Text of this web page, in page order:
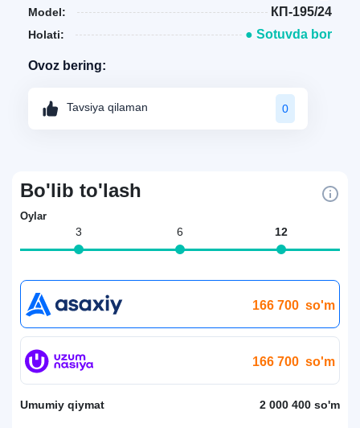
Model: КП-195/24
Holati: ● Sotuvda bor
Ovoz bering:
Tavsiya qilaman 0
Bo'lib to'lash
Oylar
3 6 12
166 700 so'm
166 700 so'm
Umumiy qiymat 2 000 400 so'm